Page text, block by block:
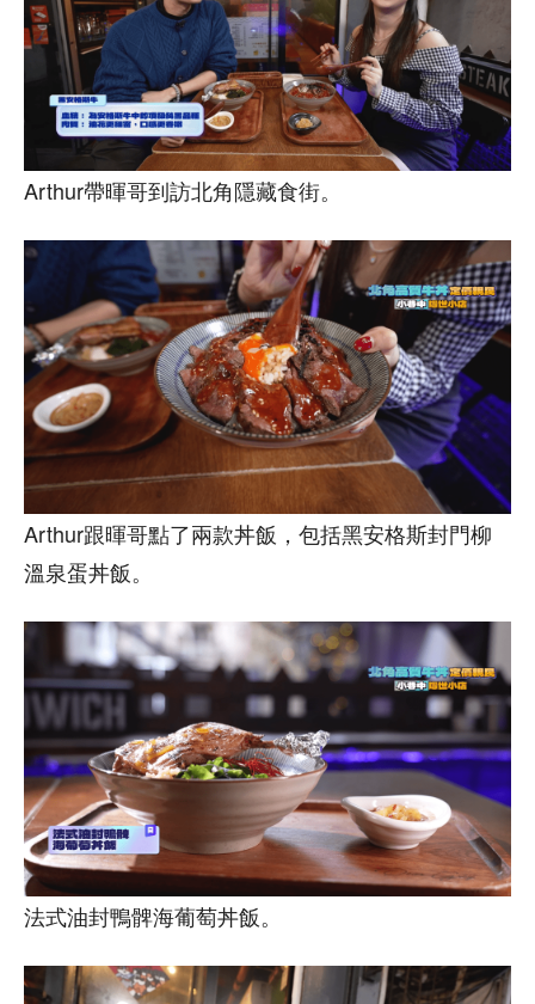
Arthur帶暉哥到訪北角隱藏食街。
Arthur跟暉哥點了兩款丼飯，包括黑安格斯封門柳
溫泉蛋丼飯。
法式油封鴨髀海葡萄丼飯。